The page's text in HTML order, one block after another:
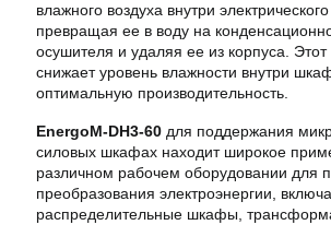
влажного воздуха внутри электрического
превращая ее в воду на
осушителя и удаляя ее из корпуса. Этот
снижает уровень влажности внутри
оптимальную производительность.
EnergoM-DH3-60 для поддержания
силовых шкафах находит широкое
различном рабочем оборудовании для
преобразования электроэнергии,
распределительные шкафы,